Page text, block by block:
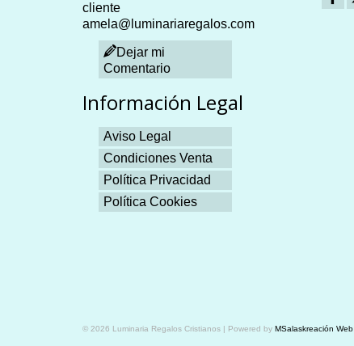
cliente
amela@luminariaregalos.com
Dejar mi
Comentario
Información Legal
Aviso Legal
Condiciones Venta
Política Privacidad
Política Cookies
© 2026 Luminaria Regalos Cristianos | Powered by MSalaskreación Web